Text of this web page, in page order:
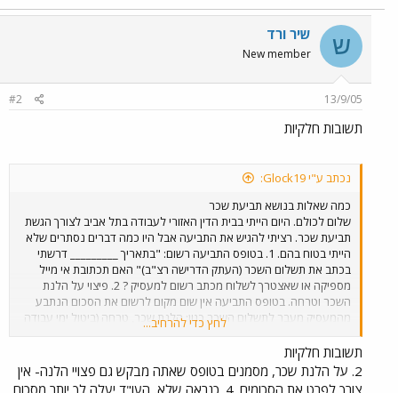
ש שיר ורד
New member
13/9/05
#2
תשובות חלקיות
נכתב ע"י Glock19:
כמה שאלות בנושא תביעת שכר
שלום לכולם. היום הייתי בבית הדין האזורי לעבודה בתל אביב לצורך הגשת
תביעת שכר. רציתי להגיש את התביעה אבל היו כמה דברים נסתרים שלא
הייתי בטוח בהם. 1. בטופס התביעה רשום: "בתאריך _________ דרשתי
בכתב את תשלום השכר (העתק הדרישה רצ"ב)" האם תכתובת אי מייל
מספיקה או שאצטרך לשלוח מכתב רשום למעסיק ? 2. פיצוי על הלנת
השכר וטרחה. בטופס התביעה אין שום מקום לרשום את הסכום הנתבע
מהמעסיק מעבר לתשלום השכר כגון: הלנת שכר, טרחה (ביטול ימי עבודה
על מנת להגיש את התביעה ולטפל בה), הוצאות נסיעה וכו'. כיצד אפשר
ומתי להוסיף את הסכום הנתבע מעבר לשכר הנתבע ? וכיצד אפשר לכמת
ולקבוע כמה לדרוש מעבר לשכר שלא שולם. 3. האם כבר במעמד הגשת
התביעה מומלץ לצרף העתקים של התכתבויות, דו"ח שעות, תלוש שכר וכו'
לחץ כדי להרחיב...
תשובות חלקיות
2. על הלנת שכר, מסמנים בטופס שאתה מבקש גם פצויי הלנה- אין
צורך לפרט את הסכומים. 4. כנראה שלא, העו"ד יעלה לך יותר מסכום